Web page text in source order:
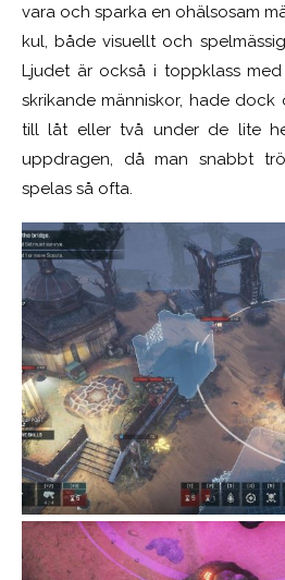
vara och sparka en ohälsosam
kul, både visuellt och
Ljudet är också i toppklass
skrikande människor, hade
till låt eller två under de lite
uppdragen, då man snabbt
spelas så ofta.